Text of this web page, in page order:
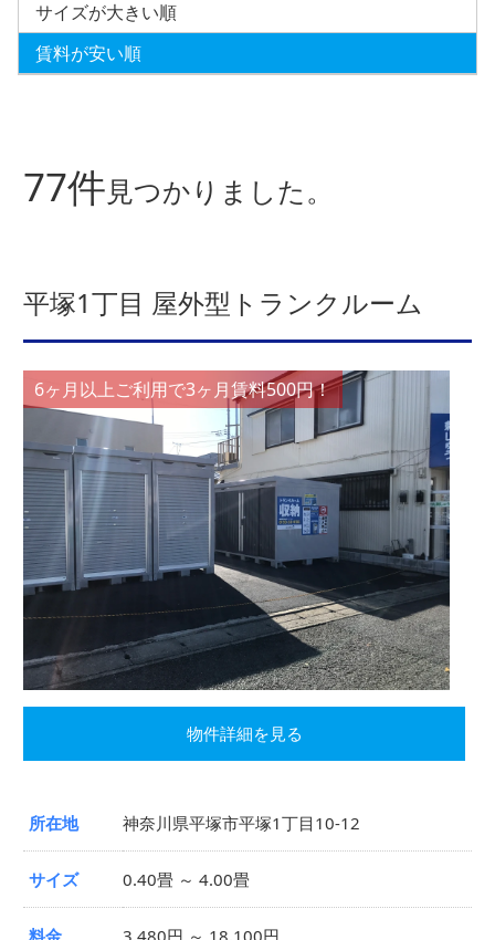
サイズが大きい順
賃料が安い順
77件見つかりました。
平塚1丁目 屋外型トランクルーム
6ヶ月以上ご利用で3ヶ月賃料500円！
物件詳細を見る
所在地 神奈川県平塚市平塚1丁目10-12
サイズ 0.40畳 ～ 4.00畳